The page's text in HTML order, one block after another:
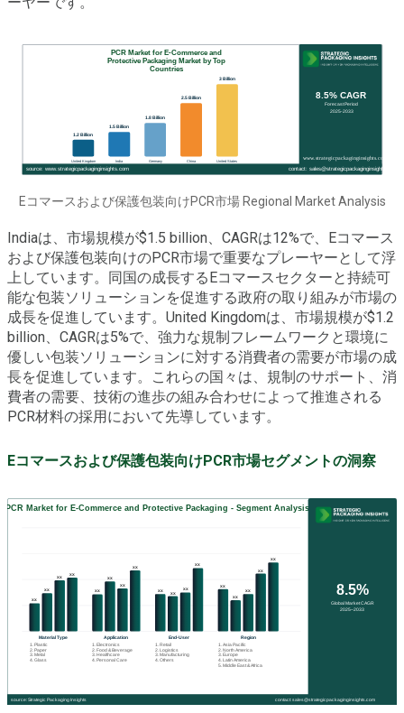
Eコマースおよび保護包装向けPCR市場 Regional Market Analysis
Indiaは、市場規模が$1.5 billion、CAGRは12%で、Eコマース
および保護包装向けのPCR市場で重要なプレーヤーとして浮
上しています。同国の成長するEコマースセクターと持続可
能な包装ソリューションを促進する政府の取り組みが市場の
成長を促進しています。United Kingdomは、市場規模が$1.2
billion、CAGRは5%で、強力な規制フレームワークと環境に
優しい包装ソリューションに対する消費者の需要が市場の成
長を促進しています。これらの国々は、規制のサポート、消
費者の需要、技術の進歩の組み合わせによって推進される
PCR材料の採用において先導しています。
Eコマースおよび保護包装向けPCR市場セグメントの洞察